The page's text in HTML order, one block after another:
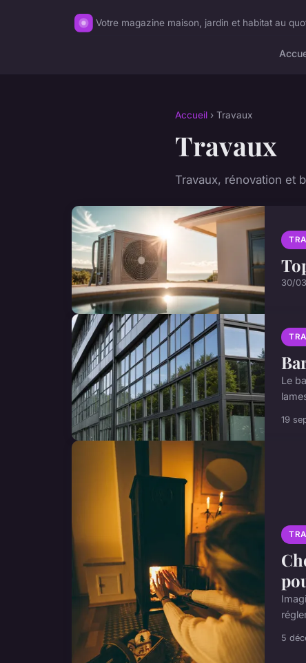
Votre magazine maison, jardin et habitat au
Accueil › Travaux
Travaux
Travaux, rénovation et
30/
Le
19
5